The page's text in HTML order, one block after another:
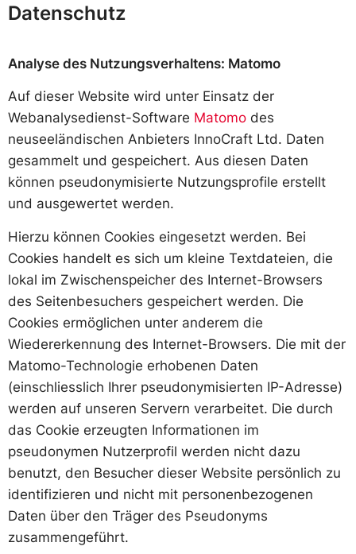
Datenschutz
Analyse des Nutzungsverhaltens: Matomo
Auf dieser Website wird unter Einsatz der
Webanalysedienst-Software Matomo des
neuseeländischen Anbieters InnoCraft Ltd. Daten
gesammelt und gespeichert. Aus diesen Daten
können pseudonymisierte Nutzungsprofile erstellt
und ausgewertet werden.
Hierzu können Cookies eingesetzt werden. Bei
Cookies handelt es sich um kleine Textdateien, die
lokal im Zwischenspeicher des Internet-Browsers
des Seitenbesuchers gespeichert werden. Die
Cookies ermöglichen unter anderem die
Wiedererkennung des Internet-Browsers. Die mit der
Matomo-Technologie erhobenen Daten
(einschliesslich Ihrer pseudonymisierten IP-Adresse)
werden auf unseren Servern verarbeitet. Die durch
das Cookie erzeugten Informationen im
pseudonymen Nutzerprofil werden nicht dazu
benutzt, den Besucher dieser Website persönlich zu
identifizieren und nicht mit personenbezogenen
Daten über den Träger des Pseudonyms
zusammengeführt.